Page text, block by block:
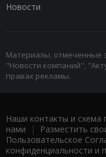
Новости
Материалы, отмеченные
"Новости компаний",
правах рекламы.
Наши контакты и схема
нами | Разместить
Пользовательское
конфиденциальности и